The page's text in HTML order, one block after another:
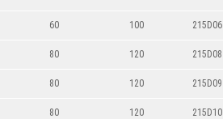
60 100 215D06
80 120 215D08
80 120 215D09
80 120 215D10